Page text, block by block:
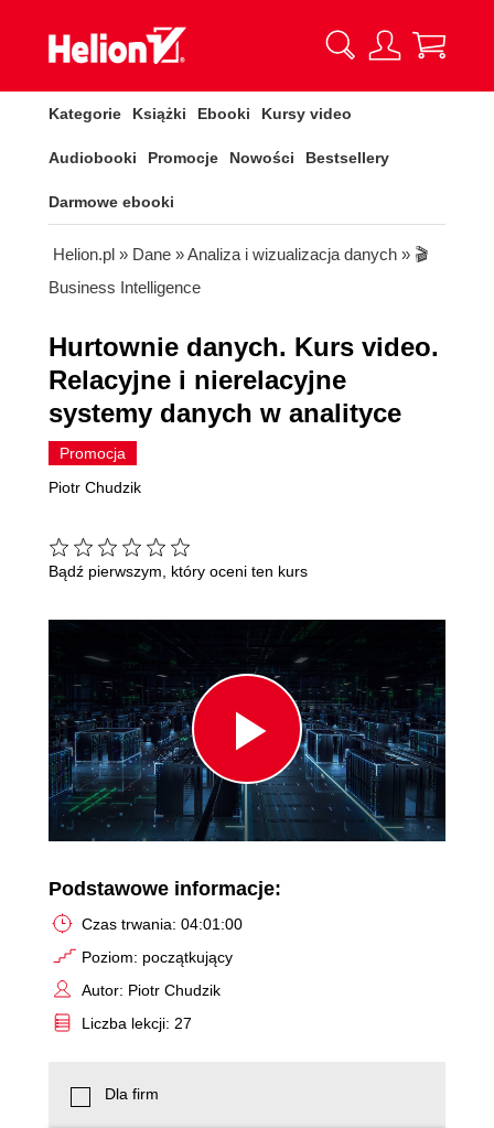
Kategorie Książki Ebooki Kursy video
Audiobooki Promocje Nowości Bestsellery
Darmowe ebooki
Helion.pl » Dane »Analiza i wizualizacja danych » 🎬
Business Intelligence
Hurtownie danych. Kurs video.
Relacyjne i nierelacyjne
systemy danych w analityce
Promocja
Piotr Chudzik
Bądź pierwszym, który oceni ten kurs
Play
Video
Podstawowe informacje:
Czas trwania: 04:01:00
Poziom: początkujący
Autor: Piotr Chudzik
Liczba lekcji: 27
Dla firm